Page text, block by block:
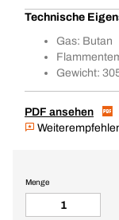
Technische
Gas: Butan
Gewicht:
PDF ansehen
Menge